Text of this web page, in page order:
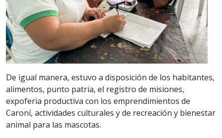
De igual manera, estuvo a disposición de los habitantes,
alimentos, punto patria, el registro de misiones,
expoferia productiva con los emprendimientos de
Caroní, actividades culturales y de recreación y bienestar
animal para las mascotas.